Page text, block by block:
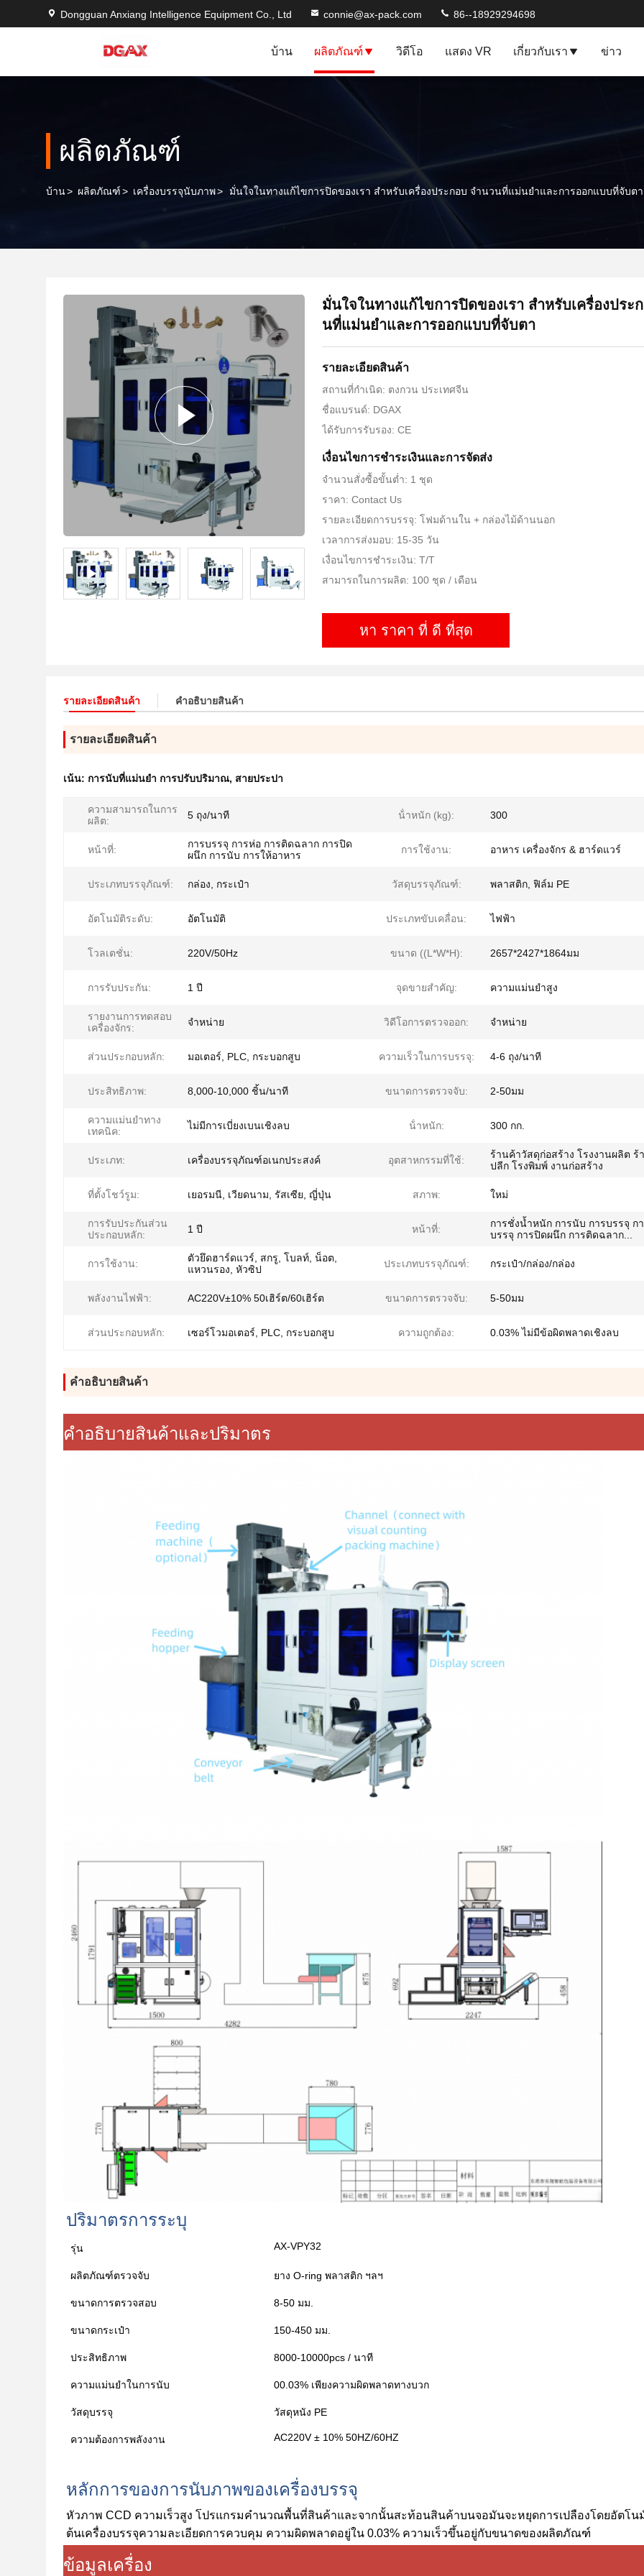
Dongguan Anxiang Intelligence Equipment Co., Ltd connie@ax-pack.com 86--18929294698
บ้าน ผลิตภัณฑ์ วิดีโอ แสดง VR เกี่ยวกับเรา ข่าว
ผลิตภัณฑ์
บ้าน> ผลิตภัณฑ์> เครื่องบรรจุนับภาพ> มั่นใจในทางแก้ไขการปิดของเรา สําหรับเครื่องประกอบ จํานวนที่แม่นยําและการออกแบบที่จับตา
มั่นใจในทางแก้ไขการปิดของเรา สําหรับเครื่องประ
นที่แม่นยําและการออกแบบที่จับตา
รายละเอียดสินค้า
สถานที่กำเนิด: ตงกวน ประเทศจีน
ชื่อแบรนด์: DGAX
ได้รับการรับรอง: CE
เงื่อนไขการชําระเงินและการจัดส่ง
จำนวนสั่งซื้อขั้นต่ำ: 1 ชุด
ราคา: Contact Us
รายละเอียดการบรรจุ: โฟมด้านใน + กล่องไม้ด้านนอก
เวลาการส่งมอบ: 15-35 วัน
เงื่อนไขการชำระเงิน: T/T
สามารถในการผลิต: 100 ชุด / เดือน
หา ราคา ที่ ดี ที่สุด
รายละเอียดสินค้า คําอธิบายสินค้า
รายละเอียดสินค้า
เน้น: การนับที่แม่นยํา การปรับปริมาณ, สายประปา
ความสามารถในการ
ผลิต:
5 ถุง/นาที น้ําหนัก (kg): 300
หน้าที่:
การบรรจุ การห่อ การติดฉลาก การปิด
ผนึก การนับ การให้อาหาร
การใช้งาน: อาหาร เครื่องจักร & ฮาร์ดแวร์
ประเภทบรรจุภัณฑ์: กล่อง, กระเป๋า วัสดุบรรจุภัณฑ์: พลาสติก, ฟิล์ม PE
อัตโนมัติระดับ: อัตโนมัติ ประเภทขับเคลื่อน: ไฟฟ้า
โวลเตชั่น: 220V/50Hz ขนาด ((L*W*H): 2657*2427*1864มม
การรับประกัน: 1 ปี จุดขายสําคัญ: ความแม่นยำสูง
รายงานการทดสอบ
เครื่องจักร:
จําหน่าย วิดีโอการตรวจออก: จําหน่าย
ส่วนประกอบหลัก: มอเตอร์, PLC, กระบอกสูบ ความเร็วในการบรรจุ: 4-6 ถุง/นาที
ประสิทธิภาพ: 8,000-10,000 ชิ้น/นาที ขนาดการตรวจจับ: 2-50มม
ความแม่นยำทาง
เทคนิค:
ไม่มีการเบี่ยงเบนเชิงลบ น้ําหนัก: 300 กก.
ประเภท: เครื่องบรรจุภัณฑ์อเนกประสงค์ อุตสาหกรรมที่ใช้:
ร้านค้าวัสดุก่อสร้าง โรงงานผลิต ร้
ปลีก โรงพิมพ์ งานก่อสร้าง
ที่ตั้งโชว์รูม: เยอรมนี, เวียดนาม, รัสเซีย, ญี่ปุ่น สภาพ: ใหม่
การรับประกันส่วน
ประกอบหลัก:
1 ปี หน้าที่:
การชั่งน้ำหนัก การนับ การบรรจุ ก
บรรจุ การปิดผนึก การติดฉลาก...
การใช้งาน:
ตัวยึดฮาร์ดแวร์, สกรู, โบลท์, น็อต,
แหวนรอง, หัวซิป
ประเภทบรรจุภัณฑ์: กระเป๋า/กล่อง/กล่อง
พลังงานไฟฟ้า: AC220V±10% 50เฮิร์ต/60เฮิร์ต ขนาดการตรวจจับ: 5-50มม
ส่วนประกอบหลัก: เซอร์โวมอเตอร์, PLC, กระบอกสูบ ความถูกต้อง: 0.03% ไม่มีข้อผิดพลาดเชิงลบ
คําอธิบายสินค้า
คําอธิบายสินค้าและปริมาตร
ปริมาตรการระบุ
รุ่น AX-VPY32
ผลิตภัณฑ์ตรวจจับ ยาง O-ring พลาสติก ฯลฯ
ขนาดการตรวจสอบ 8-50 มม.
ขนาดกระเป๋า 150-450 มม.
ประสิทธิภาพ 8000-10000pcs / นาที
ความแม่นยําในการนับ 00.03% เพียงความผิดพลาดทางบวก
วัสดุบรรจุ วัสดุหนัง PE
ความต้องการพลังงาน AC220V ± 10% 50HZ/60HZ
หลักการของการนับภาพของเครื่องบรรจุ
หัวภาพ CCD ความเร็วสูง โปรแกรมคํานวณพื้นที่สินค้าและจากนั้นสะท้อนสินค้าบนจอมันจะหยุดการเปลืองโดยอัตโน
ต้นเครื่องบรรจุความละเอียดการควบคุม ความผิดพลาดอยู่ใน 0.03% ความเร็วขึ้นอยู่กับขนาดของผลิตภัณฑ์
ข้อมูลเครื่อง